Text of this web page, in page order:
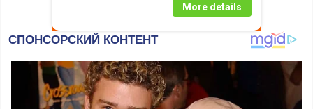
More details